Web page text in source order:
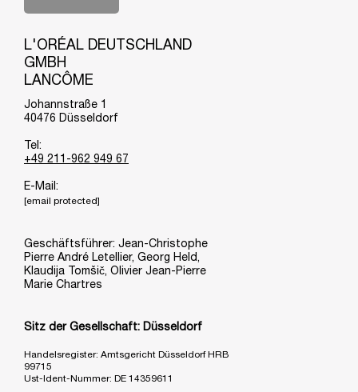
L'ORÉAL DEUTSCHLAND
GMBH
LANCÔME
Johannstraße 1
40476 Düsseldorf
Tel:
+49 211-962 949 67
E-Mail:
[email protected]
Geschäftsführer: Jean-Christophe
Pierre André Letellier, Georg Held,
Klaudija Tomšič, Olivier Jean-Pierre
Marie Chartres
Sitz der Gesellschaft: Düsseldorf
Handelsregister: Amtsgericht Düsseldorf HRB
99715
Ust-Ident-Nummer: DE 14359611